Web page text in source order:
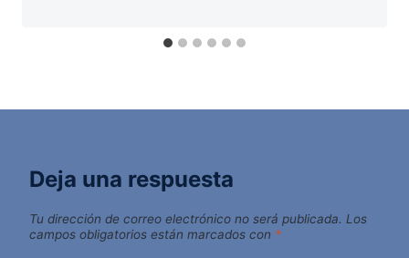
Deja una respuesta
Tu dirección de correo electrónico no será publicada. Los
campos obligatorios están marcados con *